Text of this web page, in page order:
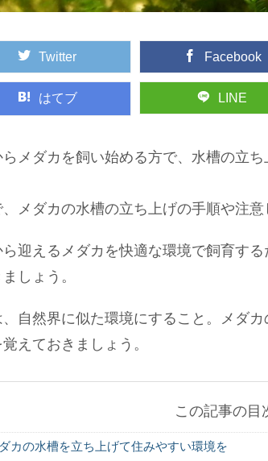
Twitter Facebook
はてブ LINE
らメダカを飼い始める方で、水槽の立
メダカの水槽の立ち上げの手順や注意
ら迎えるメダカを快適な環境で飼育す
しょう。
自然界に似た環境にすること。メダ
えておきましょう。
この記事の目
カの水槽を立ち上げて住みやすい環境を